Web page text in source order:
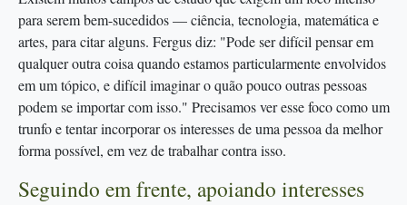
para serem bem-sucedidos — ciência, tecnologia, matemática e
artes, para citar alguns. Fergus diz: "Pode ser difícil pensar em
qualquer outra coisa quando estamos particularmente envolvidos
em um tópico, e difícil imaginar o quão pouco outras pessoas
podem se importar com isso." Precisamos ver esse foco como um
trunfo e tentar incorporar os interesses de uma pessoa da melhor
forma possível, em vez de trabalhar contra isso.
Seguindo em frente, apoiando interesses